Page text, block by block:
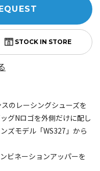
のレーシングシューズを
グNロゴを外側だけに配し
ズモデル「WS327」から
ビネーションアッパーを